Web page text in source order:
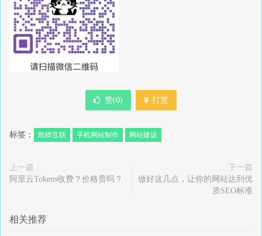
赞(0) 打赏
标签： 凯铧互联 手机网站制作 网站建设
上一篇
阿里云Tokens收费？价格贵吗？
下一篇
做好这几点，让你的网站达到优
质SEO标准
相关推荐